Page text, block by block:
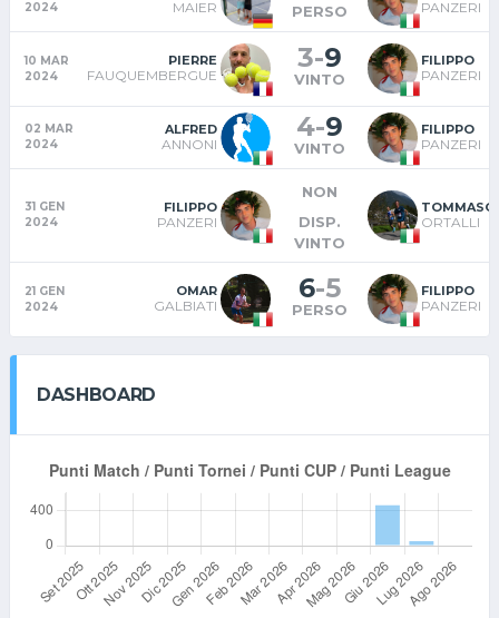
2024 MAIER PERSO PANZERI
10 MAR
2024
PIERRE
FAUQUEMBERGUE
3-9
VINTO
FILIPPO
PANZERI
02 MAR
2024
ALFRED
ANNONI
4-9
VINTO
FILIPPO
PANZERI
31 GEN
2024
FILIPPO
PANZERI
NON
DISP.
VINTO
TOMMASO
ORTALLI
21 GEN
2024
OMAR
GALBIATI
6-5
PERSO
FILIPPO
PANZERI
DASHBOARD